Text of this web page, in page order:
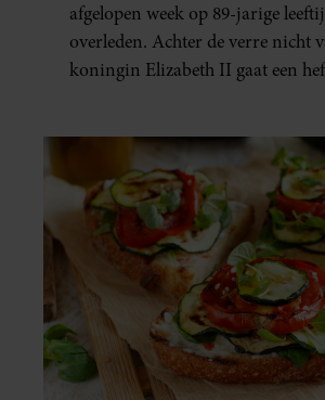
afgelopen week op 89-jarige
overleden. Achter de verre nicht
koningin Elizabeth II gaat een